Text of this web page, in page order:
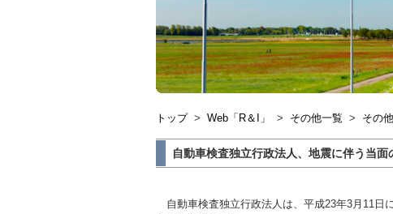
トップ > Web「R＆I」 > その他一覧 > その
自動車検査独立行政法人、地震に伴う当面
自動車検査独立行政法人は、平成23年3月11日